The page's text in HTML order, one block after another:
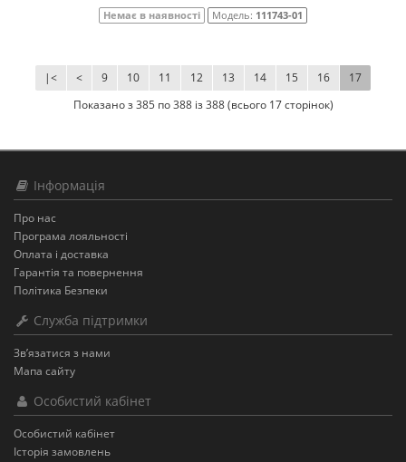
Немає в наявності Модель: 111743-01
|< < 9 10 11 12 13 14 15 16 17
Показано з 385 по 388 із 388 (всього 17 сторінок)
Інформація
Про нас
Програма лояльності
Оплата і доставка
Гарантія та повернення
Політика Безпеки
Служба підтримки
Зв’язатися з нами
Мапа сайту
Особистий кабінет
Особистий кабінет
Історія замовлень